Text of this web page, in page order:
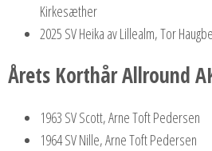
Kirkesæther
2025 SV Heika av Lillealm, Tor
Årets Korthår Allround
1963 SV Scott, Arne Toft Pedersen
1964 SV Nille, Arne Toft Pedersen